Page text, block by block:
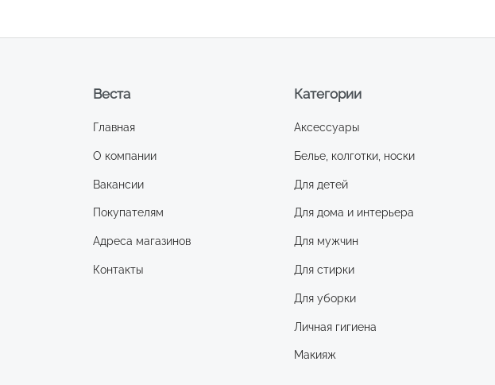
Категории
Аксессуары
Белье, колготки, носки
Для детей
Для дома и интерьера
Для мужчин
Для стирки
Для уборки
Личная гигиена
Макияж
Веста
Главная
О компании
Вакансии
Покупателям
Адреса магазинов
Контакты